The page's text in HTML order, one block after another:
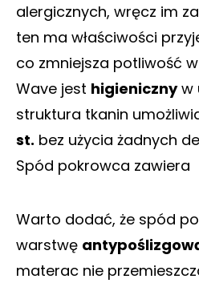
alergicznych, wręcz im
ten ma właściwości
co zmniejsza potliwość
Wave jest higienicznyw
struktura tkanin
st. bez użycia żadnych
Spód pokrowca zawiera
Warto dodać, że spód
warstwę
materac nie